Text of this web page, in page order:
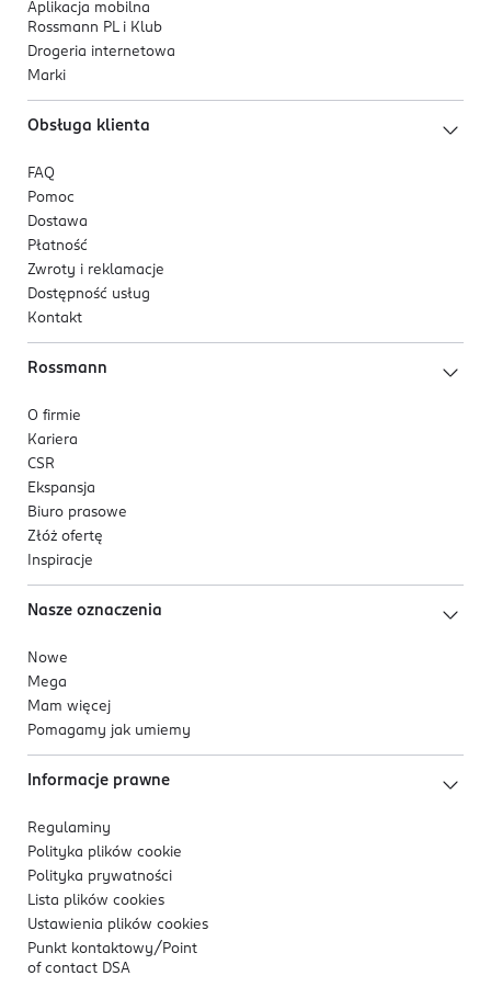
Aplikacja mobilna
Rossmann PL i Klub
Drogeria internetowa
Marki
Obsługa klienta
FAQ
Pomoc
Dostawa
Płatność
Zwroty i reklamacje
Dostępność usług
Kontakt
Rossmann
O firmie
Kariera
CSR
Ekspansja
Biuro prasowe
Złóż ofertę
Inspiracje
Nasze oznaczenia
Nowe
Mega
Mam więcej
Pomagamy jak umiemy
Informacje prawne
Regulaminy
Polityka plików cookie
Polityka prywatności
Lista plików cookies
Ustawienia plików cookies
Punkt kontaktowy/ Point
of contact DSA